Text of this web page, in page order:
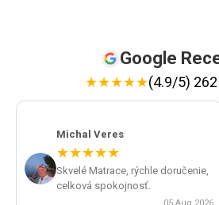
Google
★★★★★(4.9/5)
Michal Veres
★★★★★
Skvelé Matrace, rýchle doručenie,
celková spokojnosť.